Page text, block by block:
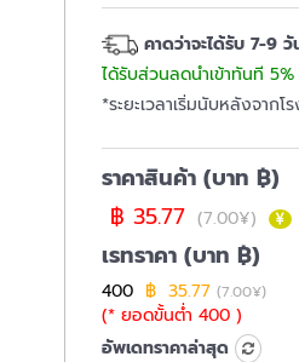
คาดว่าจะได้รับ 7-9 วั
ได้รับส่วนลดนำเข้าทันที
*ระยะเวลาเริ่มนับหลังจาก
ราคาสินค้า (บาท ฿)
฿ 35.77 (7.00¥)
เรทราคา (บาท ฿)
400 ฿ 35.77 (7.00¥)
(* ยอดขั้นต่ำ 400 )
อัพเดทราคาล่าสุด